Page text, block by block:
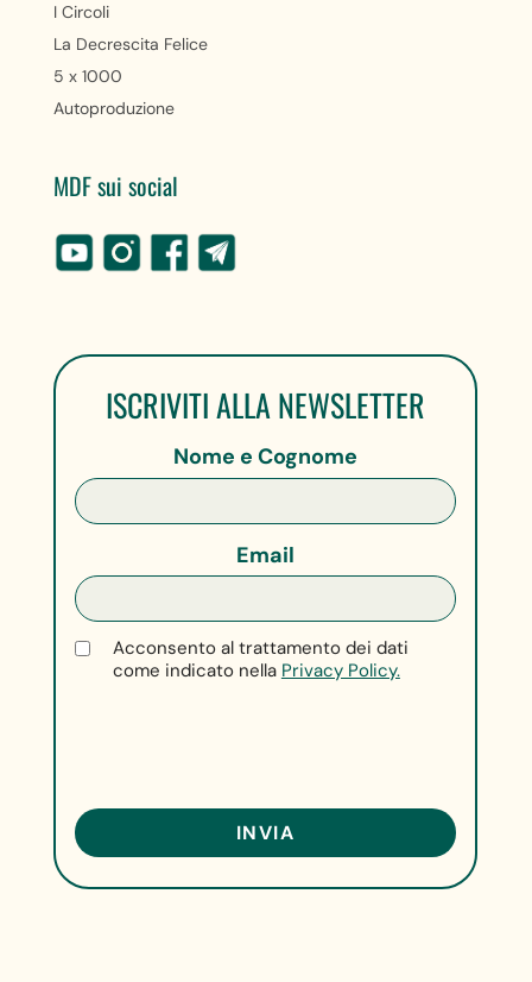
I Circoli
La Decrescita Felice
5 x 1000
Autoproduzione
MDF sui social
ISCRIVITI ALLA NEWSLETTER
Nome e Cognome
Email
Acconsento al trattamento dei dati
come indicato nella Privacy Policy.